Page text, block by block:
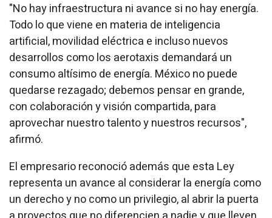
"No hay infraestructura ni avance si no hay energía.
Todo lo que viene en materia de inteligencia
artificial, movilidad eléctrica e incluso nuevos
desarrollos como los aerotaxis demandará un
consumo altísimo de energía. México no puede
quedarse rezagado; debemos pensar en grande,
con colaboración y visión compartida, para
aprovechar nuestro talento y nuestros recursos",
afirmó.
El empresario reconoció además que esta Ley
representa un avance al considerar la energía como
un derecho y no como un privilegio, al abrir la puerta